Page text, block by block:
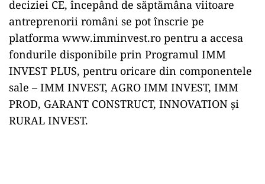
deciziei CE, începând de săptămâna viitoare
antreprenorii români se pot înscrie pe
platforma www.imminvest.ro pentru a accesa
fondurile disponibile prin Programul IMM
INVEST PLUS, pentru oricare din componentele
sale – IMM INVEST, AGRO IMM INVEST, IMM
PROD, GARANT CONSTRUCT, INNOVATION şi
RURAL INVEST.